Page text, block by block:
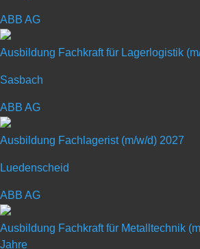
ABB AG
Ausbildung Fachkraft für Lagerlogistik
Sasbach
ABB AG
Ausbildung Fachlagerist (m/w/d) 2027
Luedenscheid
ABB AG
Ausbildung Fachkraft für Metalltechnik
Jahre
Systems (B.Eng.)
Art: Duales Studium
Anlagenbau
Hochschulreife